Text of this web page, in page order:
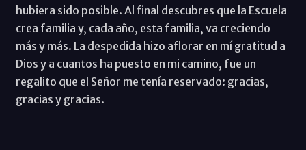
hubiera sido posible. Al final descubres que la Escuela
crea familia y, cada año, esta familia, va creciendo
más y más. La despedida hizo aflorar en mí gratitud a
Dios y a cuantos ha puesto en mi camino, fue un
regalito que el Señor me tenía reservado: gracias,
gracias y gracias.